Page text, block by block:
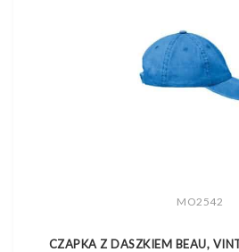
MO2542
CZAPKA Z DASZKIEM BEAU,